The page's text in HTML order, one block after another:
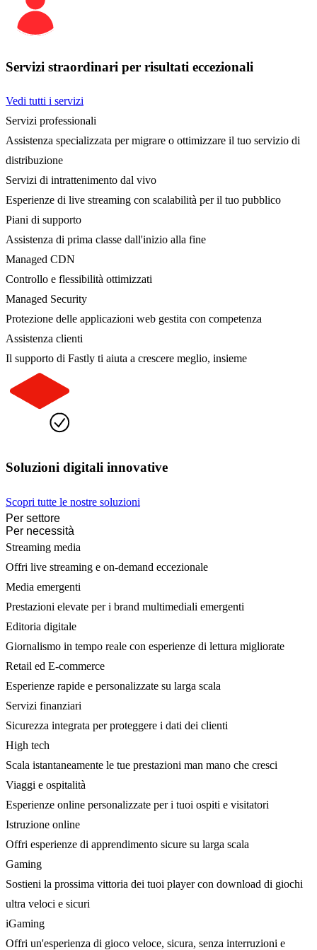
Servizi straordinari per risultati eccezionali
Vedi tutti i servizi
Servizi professionali
Assistenza specializzata per migrare o ottimizzare il tuo servizio di
distribuzione
Servizi di intrattenimento dal vivo
Esperienze di live streaming con scalabilità per il tuo pubblico
Piani di supporto
Assistenza di prima classe dall'inizio alla fine
Managed CDN
Controllo e flessibilità ottimizzati
Managed Security
Protezione delle applicazioni web gestita con competenza
Assistenza clienti
Il supporto di Fastly ti aiuta a crescere meglio, insieme
Soluzioni digitali innovative
Scopri tutte le nostre soluzioni
Per settore
Per necessità
Streaming media
Offri live streaming e on-demand eccezionale
Media emergenti
Prestazioni elevate per i brand multimediali emergenti
Editoria digitale
Giornalismo in tempo reale con esperienze di lettura migliorate
Retail ed E-commerce
Esperienze rapide e personalizzate su larga scala
Servizi finanziari
Sicurezza integrata per proteggere i dati dei clienti
High tech
Scala istantaneamente le tue prestazioni man mano che cresci
Viaggi e ospitalità
Esperienze online personalizzate per i tuoi ospiti e visitatori
Istruzione online
Offri esperienze di apprendimento sicure su larga scala
Gaming
Sostieni la prossima vittoria dei tuoi player con download di giochi
ultra veloci e sicuri
iGaming
Offri un'esperienza di gioco veloce, sicura, senza interruzioni e